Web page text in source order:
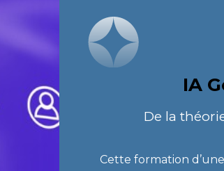
IA
De la
Cette formation